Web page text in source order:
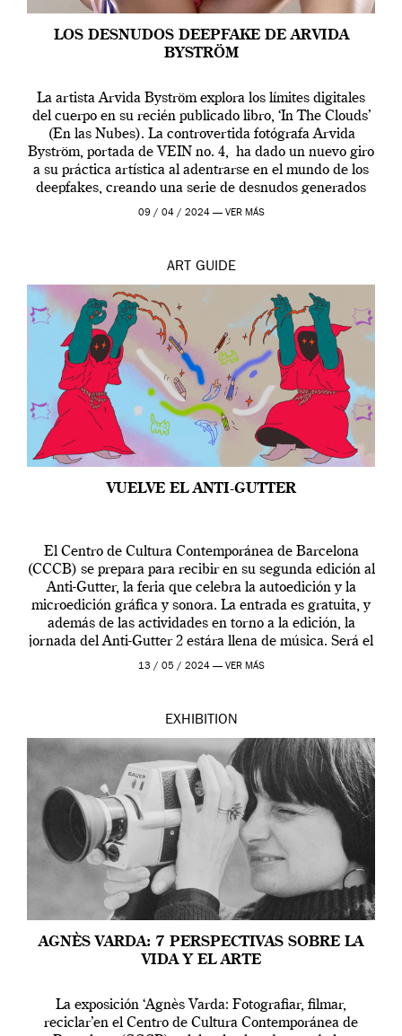
LOS DESNUDOS DEEPFAKE DE ARVIDA
BYSTRÖM
La artista Arvida Byström explora los límites digitales
del cuerpo en su recién publicado libro, ‘In The Clouds’
(En las Nubes). La controvertida fotógrafa Arvida
Byström, portada de VEIN no. 4, ha dado un nuevo giro
a su práctica artística al adentrarse en el mundo de los
deepfakes, creando una serie de desnudos generados
por […]
09 / 04 / 2024 — VER MÁS
ART GUIDE
VUELVE EL ANTI-GUTTER
El Centro de Cultura Contemporánea de Barcelona
(CCCB) se prepara para recibir en su segunda edición al
Anti-Gutter, la feria que celebra la autoedición y la
microedición gráfica y sonora. La entrada es gratuita, y
además de las actividades en torno a la edición, la
jornada del Anti-Gutter 2 estára llena de música. Será el
[…]
13 / 05 / 2024 — VER MÁS
EXHIBITION
AGNÈS VARDA: 7 PERSPECTIVAS SOBRE LA
VIDA Y EL ARTE
La exposición ‘Agnès Varda: Fotografiar, filmar,
reciclar’en el Centro de Cultura Contemporánea de